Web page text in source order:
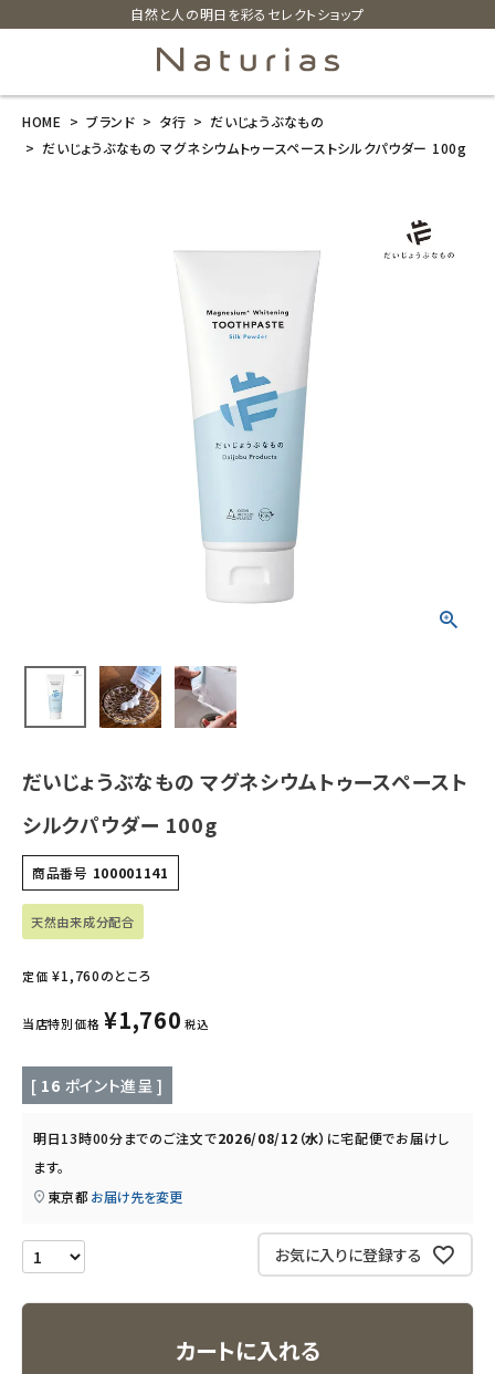
自然と人の明日を彩るセレクトショップ
search
カテゴリーから探す
美容・コスメ・香水
衛生用品
日用品雑貨
フェムケア
キッチン用品
ブランド
HOME ブランド タ行
だいじょうぶなもの
だいじょうぶなもの マグネシウムトゥースペーストシルクパウダー 100g
だいじょうぶなもの マグネシウムトゥースペースト
シルクパウダー 100g
商品番号 100001141
天然由来成分配合
定価 ¥1,760のところ
当店特別価格 ¥1,760 税込
[ 16 ポイント進呈 ]
明日13時00分までのご注文で2026/08/12（水） に宅配便でお届けし
ます。
東京都 お届け先を変更
お気に入りに登録する
カートに入れる